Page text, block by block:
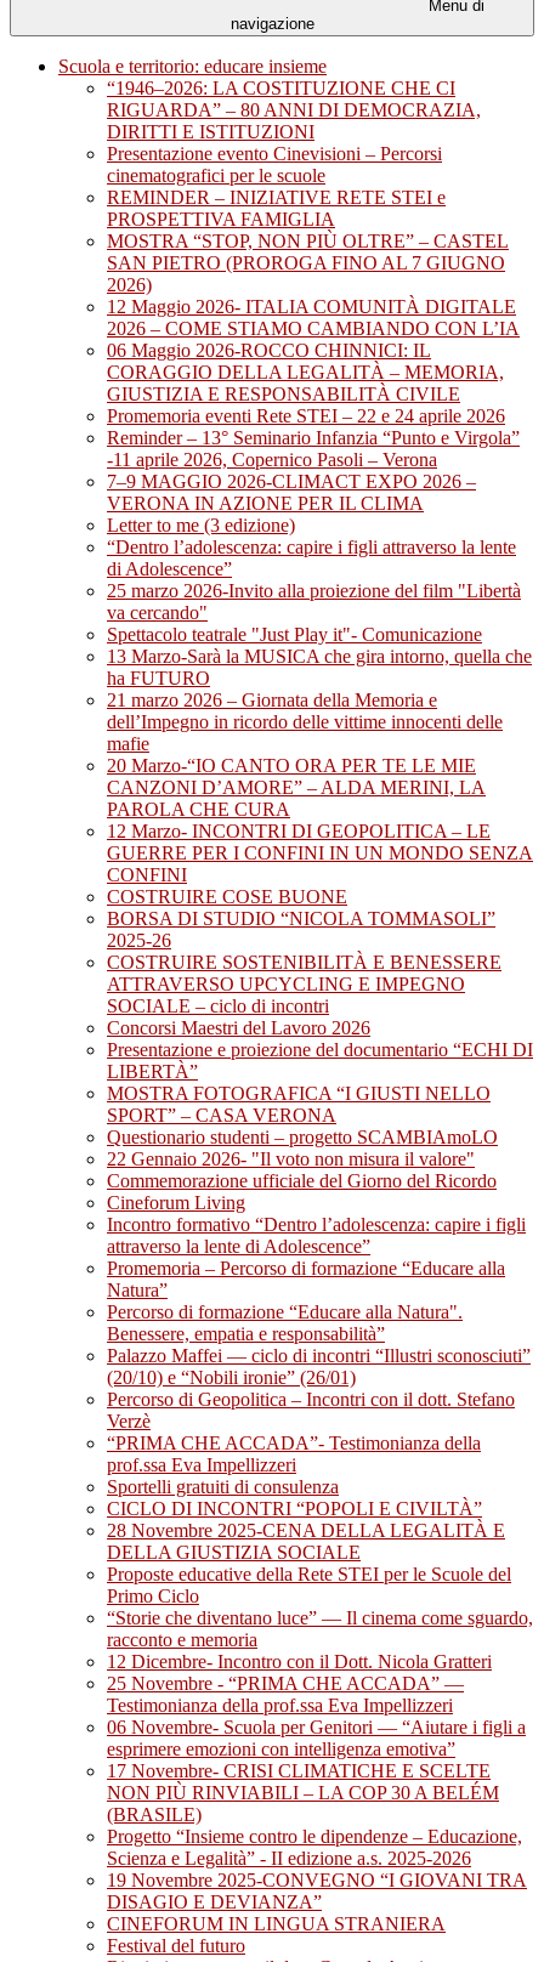
Menu di
navigazione
Scuola e territorio: educare insieme
“1946–2026: LA COSTITUZIONE CHE CI
RIGUARDA” – 80 ANNI DI DEMOCRAZIA,
DIRITTI E ISTITUZIONI
Presentazione evento Cinevisioni – Percorsi
cinematografici per le scuole
REMINDER – INIZIATIVE RETE STEI e
PROSPETTIVA FAMIGLIA
MOSTRA “STOP, NON PIÙ OLTRE” – CASTEL
SAN PIETRO (PROROGA FINO AL 7 GIUGNO
2026)
12 Maggio 2026- ITALIA COMUNITÀ DIGITALE
2026 – COME STIAMO CAMBIANDO CON L’IA
06 Maggio 2026-ROCCO CHINNICI: IL
CORAGGIO DELLA LEGALITÀ – MEMORIA,
GIUSTIZIA E RESPONSABILITÀ CIVILE
Promemoria eventi Rete STEI – 22 e 24 aprile 2026
Reminder – 13° Seminario Infanzia “Punto e Virgola”
-11 aprile 2026, Copernico Pasoli – Verona
7–9 MAGGIO 2026-CLIMACT EXPO 2026 –
VERONA IN AZIONE PER IL CLIMA
Letter to me (3 edizione)
“Dentro l’adolescenza: capire i figli attraverso la lente
di Adolescence”
25 marzo 2026-Invito alla proiezione del film "Libertà
va cercando"
Spettacolo teatrale "Just Play it"- Comunicazione
13 Marzo-Sarà la MUSICA che gira intorno, quella che
ha FUTURO
21 marzo 2026 – Giornata della Memoria e
dell’Impegno in ricordo delle vittime innocenti delle
mafie
20 Marzo-“IO CANTO ORA PER TE LE MIE
CANZONI D’AMORE” – ALDA MERINI, LA
PAROLA CHE CURA
12 Marzo- INCONTRI DI GEOPOLITICA – LE
GUERRE PER I CONFINI IN UN MONDO SENZA
CONFINI
COSTRUIRE COSE BUONE
BORSA DI STUDIO “NICOLA TOMMASOLI”
2025-26
COSTRUIRE SOSTENIBILITÀ E BENESSERE
ATTRAVERSO UPCYCLING E IMPEGNO
SOCIALE – ciclo di incontri
Concorsi Maestri del Lavoro 2026
Presentazione e proiezione del documentario “ECHI DI
LIBERTÀ”
MOSTRA FOTOGRAFICA “I GIUSTI NELLO
SPORT” – CASA VERONA
Questionario studenti – progetto SCAMBIAmoLO
22 Gennaio 2026- "Il voto non misura il valore"
Commemorazione ufficiale del Giorno del Ricordo
Cineforum Living
Incontro formativo “Dentro l’adolescenza: capire i figli
attraverso la lente di Adolescence”
Promemoria – Percorso di formazione “Educare alla
Natura”
Percorso di formazione “Educare alla Natura".
Benessere, empatia e responsabilità”
Palazzo Maffei — ciclo di incontri “Illustri sconosciuti”
(20/10) e “Nobili ironie” (26/01)
Percorso di Geopolitica – Incontri con il dott. Stefano
Verzè
“PRIMA CHE ACCADA”- Testimonianza della
prof.ssa Eva Impellizzeri
Sportelli gratuiti di consulenza
CICLO DI INCONTRI “POPOLI E CIVILTÀ”
28 Novembre 2025-CENA DELLA LEGALITÀ E
DELLA GIUSTIZIA SOCIALE
Proposte educative della Rete STEI per le Scuole del
Primo Ciclo
“Storie che diventano luce” — Il cinema come sguardo,
racconto e memoria
12 Dicembre- Incontro con il Dott. Nicola Gratteri
25 Novembre - “PRIMA CHE ACCADA” —
Testimonianza della prof.ssa Eva Impellizzeri
06 Novembre- Scuola per Genitori — “Aiutare i figli a
esprimere emozioni con intelligenza emotiva”
17 Novembre- CRISI CLIMATICHE E SCELTE
NON PIÙ RINVIABILI – LA COP 30 A BELÉM
(BRASILE)
Progetto “Insieme contro le dipendenze – Educazione,
Scienza e Legalità” - II edizione a.s. 2025-2026
19 Novembre 2025-CONVEGNO “I GIOVANI TRA
DISAGIO E DEVIANZA”
CINEFORUM IN LINGUA STRANIERA
Festival del futuro